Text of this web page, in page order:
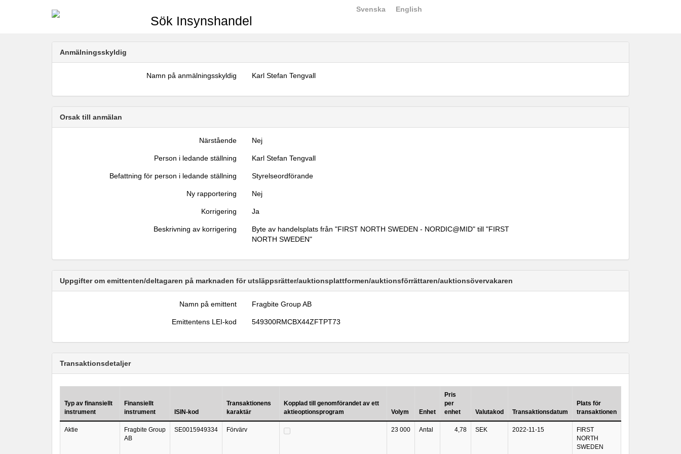
Sök Insynshandel
Svenska English
Anmälningsskyldig
Namn på anmälningsskyldig Karl Stefan Tengvall
Orsak till anmälan
Närstående Nej
Person i ledande ställning Karl Stefan Tengvall
Befattning för person i ledande ställning Styrelseordförande
Ny rapportering Nej
Korrigering Ja
Beskrivning av korrigering
Byte av handelsplats från "FIRST NORTH SWEDEN - NORDIC@MID" till "FIRST
NORTH SWEDEN"
Uppgifter om emittenten/deltagaren på marknaden för utsläppsrätter/auktionsplattformen/auktionsförrättaren/auktionsövervakaren
Namn på emittent Fragbite Group AB
Emittentens LEI-kod 549300RMCBX44ZFTPT73
Transaktionsdetaljer
Typ av finansiellt
instrument
Finansiellt
instrument
ISIN-kod
Transaktionens
karaktär
Kopplad till genomförandet av ett
aktieoptionsprogram
Volym Enhet
Pris
per
enhet
Valutakod Transaktionsdatum
Plats för
transaktionen
Aktie
Fragbite Group
AB
SE0015949334 Förvärv 23 000 Antal 4,78 SEK 2022-11-15
FIRST
NORTH
SWEDEN